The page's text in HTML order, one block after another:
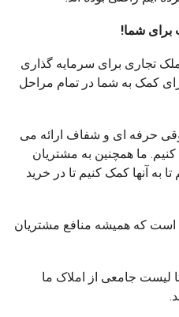
برای شما!
تجاری برای سرمایه گذاری
کمک به شما در تمام مراحل
حرفه ای و شفاف ارائه می
ما همچنین به مشتریان
به آنها کمک کنیم تا در خرید
که همیشه منافع مشتریان
لیست جامعی از املاک ما